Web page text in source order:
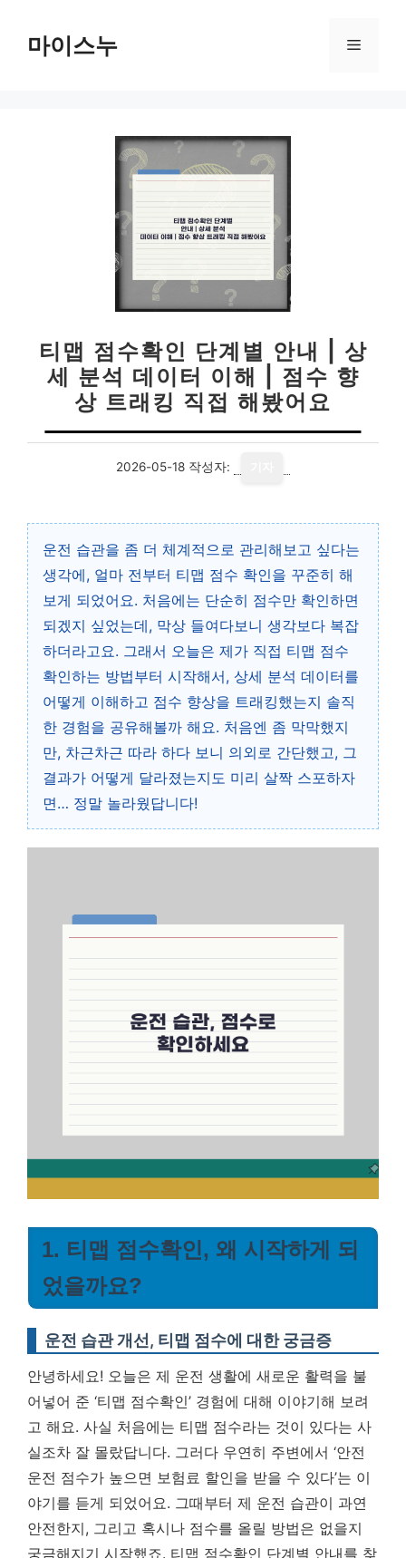
마이스누 메
티맵 점수확인 단계별 안내 | 상
세 분석 데이터 이해 | 점수 향
상 트래킹 직접 해봤어요
2026-05-18 작성자:
운전 습관을 좀 더 체계적으로 관리해보고 싶다는
생각에, 얼마 전부터 티맵 점수 확인을 꾸준히 해
보게 되었어요. 처음에는 단순히 점수만 확인하면
되겠지 싶었는데, 막상 들여다보니 생각보다 복잡
하더라고요. 그래서 오늘은 제가 직접 티맵 점수
확인하는 방법부터 시작해서, 상세 분석 데이터를
어떻게 이해하고 점수 향상을 트래킹했는지 솔직
한 경험을 공유해볼까 해요. 처음엔 좀 막막했지
만, 차근차근 따라 하다 보니 의외로 간단했고, 그
결과가 어떻게 달라졌는지도 미리 살짝 스포하자
면… 정말 놀라웠답니다!
1. 티맵 점수확인, 왜 시작하게 되
었을까요?
운전 습관 개선, 티맵 점수에 대한 궁금증
안녕하세요! 오늘은 제 운전 생활에 새로운 활력을 불
어넣어 준 ‘티맵 점수확인’ 경험에 대해 이야기해 보려
고 해요. 사실 처음에는 티맵 점수라는 것이 있다는 사
실조차 잘 몰랐답니다. 그러다 우연히 주변에서 ‘안전
운전 점수가 높으면 보험료 할인을 받을 수 있다’는 이
야기를 듣게 되었어요. 그때부터 제 운전 습관이 과연
안전한지, 그리고 혹시나 점수를 올릴 방법은 없을지
궁금해지기 시작했죠. 티맵 점수확인 단계별 안내를 찾